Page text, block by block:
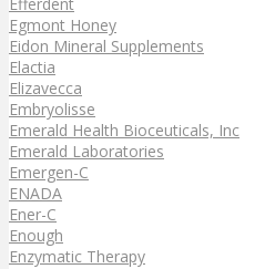
Egmont Honey
Eidon Mineral Supplements
Elactia
Elizavecca
Embryolisse
Emerald Health Bioceuticals, Inc
Emerald Laboratories
Emergen-C
ENADA
Ener-C
Enough
Enzymatic Therapy